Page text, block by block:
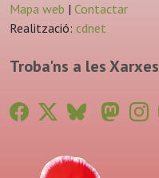
Mapa web | Contactar
Realització: cdnet
Troba'ns a les Xarxes